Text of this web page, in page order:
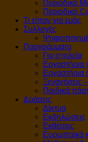
Περιοδικό
Περιοδικό
Τι είπαν για εμάς
Συλλογές
Προγράμματα
Για σχολεία
Εργαστήρια
Εργαστήρια
Ξεναγήσεις
Παιδικά
Δράσεις
Δίκτυα
Εκδηλώσεις
Εκθέσεις
Ευρωπαϊκά